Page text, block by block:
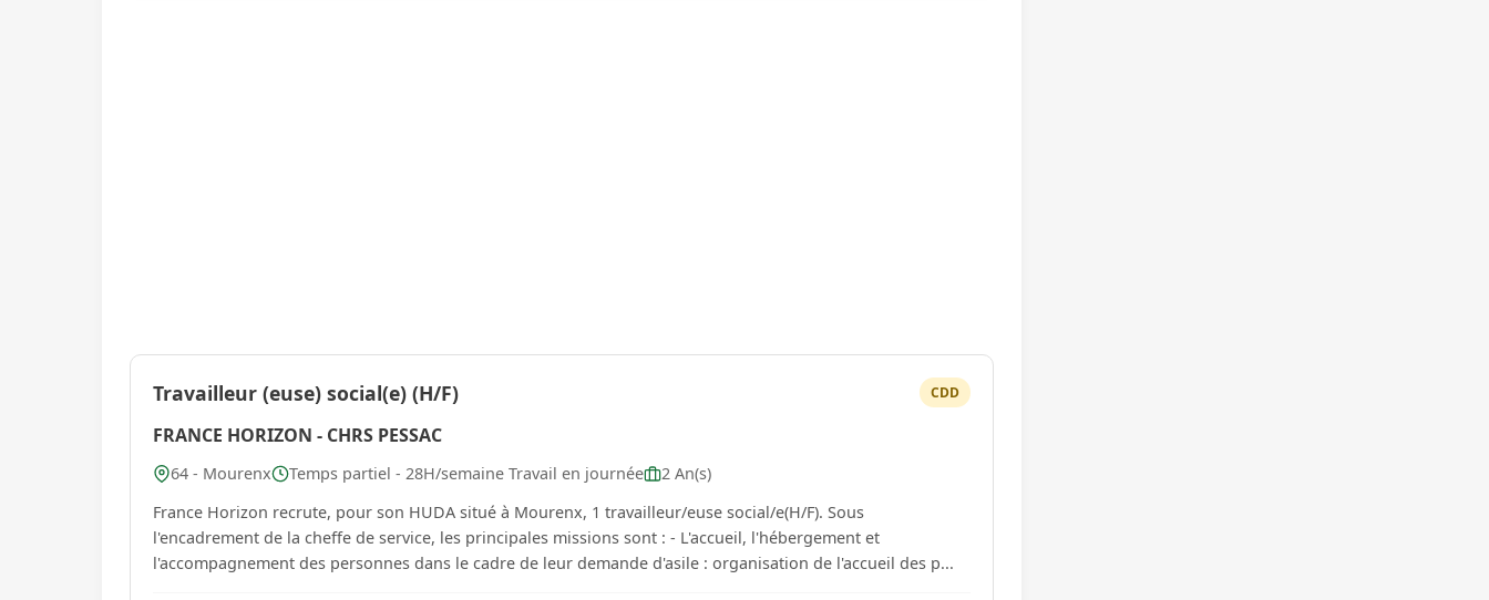
Travailleur (euse) social(e) (H/F) CDD
FRANCE HORIZON - CHRS PESSAC
64 - Mourenx Temps partiel - 28H/semaine Travail en journée
2 An(s)
France Horizon recrute, pour son HUDA situé à Mourenx, 1 travailleur/euse social/e(H/F). Sous
l'encadrement de la cheffe de service, les principales missions sont : - L'accueil, l'hébergement et
l'accompagnement des personnes dans le cadre de leur demande d'asile : organisation de l'accueil des p...